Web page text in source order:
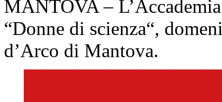
MANTOVA –
“Donne di scienza“,
d’Arco di Mantova.